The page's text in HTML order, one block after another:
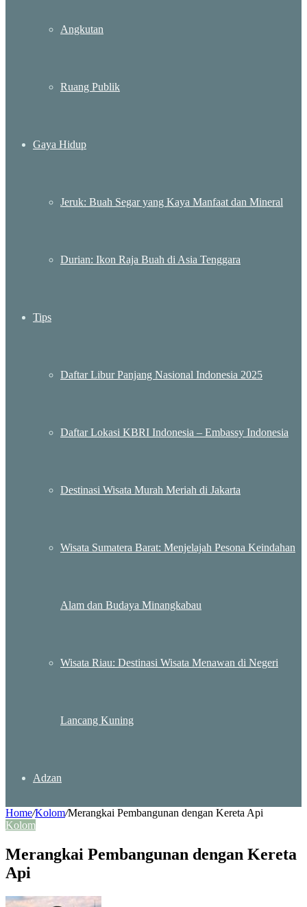
Angkutan
Ruang Publik
Gaya Hidup
Jeruk: Buah Segar yang Kaya Manfaat dan Mineral
Durian: Ikon Raja Buah di Asia Tenggara
Tips
Daftar Libur Panjang Nasional Indonesia 2025
Daftar Lokasi KBRI Indonesia – Embassy Indonesia
Destinasi Wisata Murah Meriah di Jakarta
Wisata Sumatera Barat: Menjelajah Pesona Keindahan
Alam dan Budaya Minangkabau
Wisata Riau: Destinasi Wisata Menawan di Negeri
Lancang Kuning
Adzan
Home/Kolom/Merangkai Pembangunan dengan Kereta Api
Kolom
Merangkai Pembangunan dengan Kereta
Api